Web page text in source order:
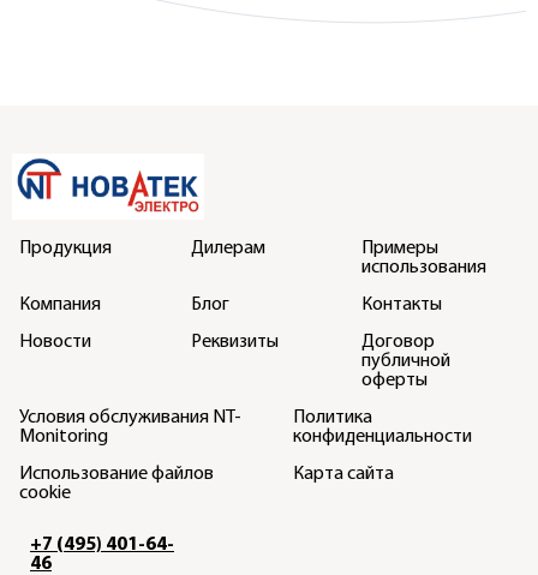
Продукция Дилерам
Примеры
использования
Компания
Блог
Контакты
Новости
Реквизиты
Договор
публичной
оферты
Условия обслуживания NT-
Monitoring
Политика
конфиденциальности
Использование файлов
cookie
Карта сайта
+7 (495) 401-64-
46